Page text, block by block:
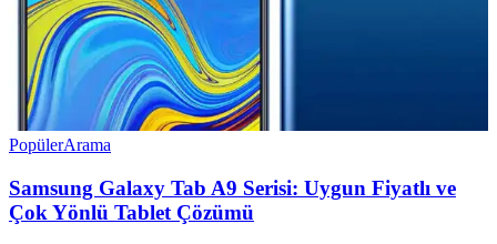
PopülerArama
Samsung Galaxy Tab A9 Serisi: Uygun Fiyatlı ve
Çok Yönlü Tablet Çözümü